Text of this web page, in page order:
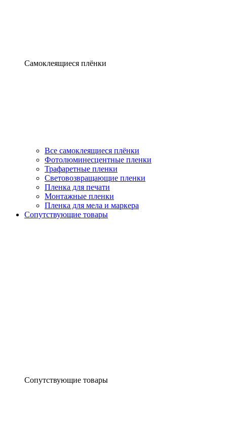
Самоклеящиеся плёнки
Все самоклеящиеся плёнки
Фотолюминесцентные пленки
Трафаретные пленки
Световозвращающие пленки
Пленка для печати
Монтажные пленки
Пленка для мела и маркера
Сопутствующие товары
Сопутствующие товары